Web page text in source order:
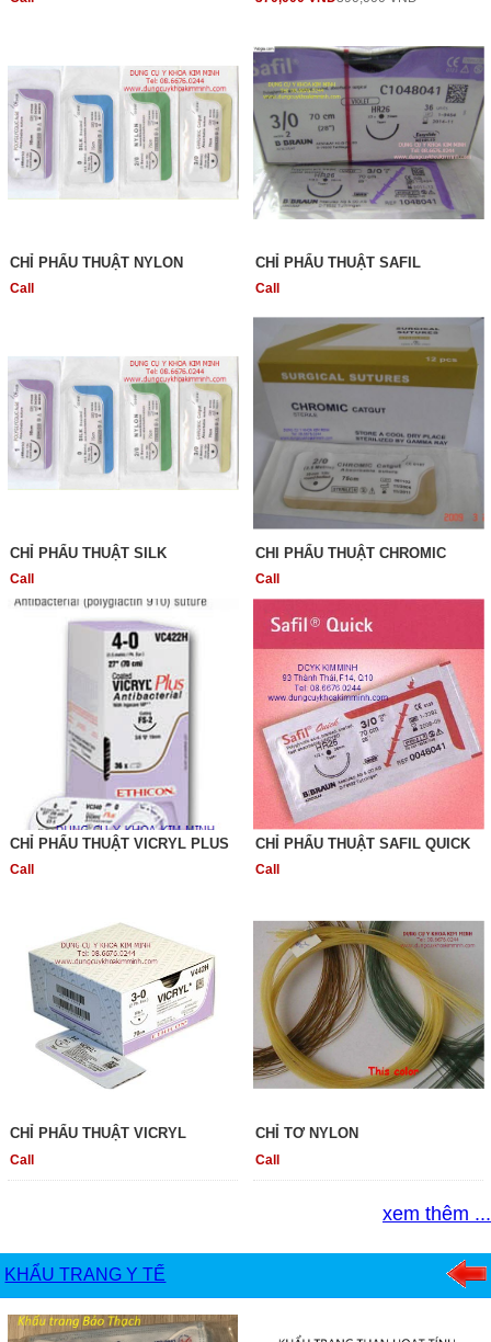
CHỈ PHẨU THUẬT NYLON
Call
CHỈ PHẨU THUẬT SAFIL
Call
CHỈ PHẨU THUẬT SILK
Call
CHI PHẨU THUẬT CHROMIC
Call
CHỈ PHẨU THUẬT VICRYL PLUS
Call
CHỈ PHẨU THUẬT SAFIL QUICK
Call
CHỈ PHẨU THUẬT VICRYL
Call
CHỈ TƠ NYLON
Call
xem thêm ...
KHẨU TRANG Y TẾ